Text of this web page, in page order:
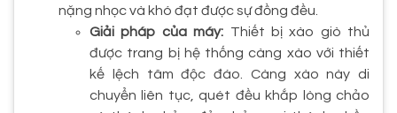
nặng nhọc và khó đạt được sự đồng đều.
Giải pháp của máy: Thiết bị xào giò thủ
được trang bị hệ thống càng xào với thiết
kế lệch tâm độc đáo. Càng xào này di
chuyển liên tục, quét đều khắp lòng chảo